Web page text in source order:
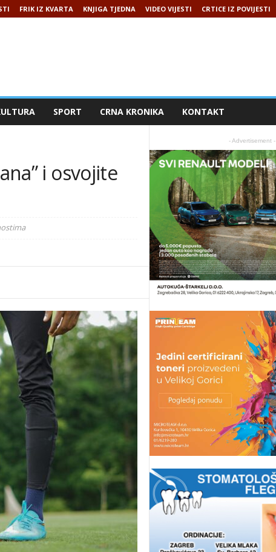
FRIK IZ KVARTA KNJIGA TJEDNA VIDEO VIJESTI CRTICE IZ POVIJESTI
SPORT CRNA KRONIKA KONTAKT
i osvojite
- Advertisement -